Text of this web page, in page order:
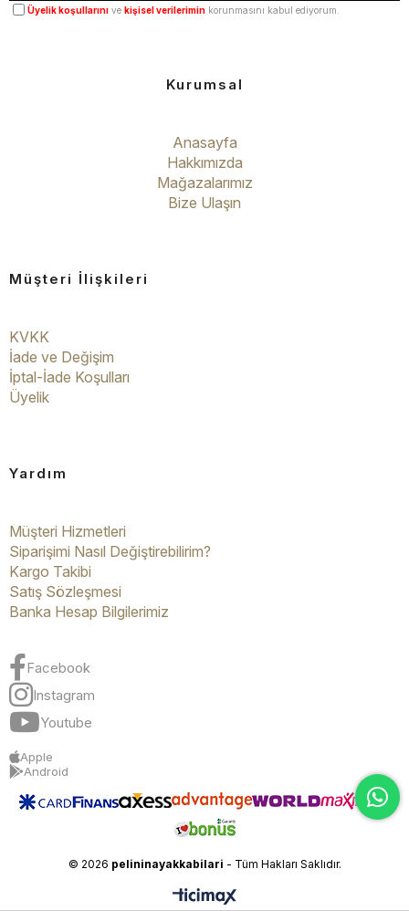
Üyelik koşullarını ve kişisel verilerimin korunmasını kabul ediyorum.
Kurumsal
Anasayfa
Hakkımızda
Mağazalarımız
Bize Ulaşın
Müşteri İlişkileri
KVKK
İade ve Değişim
İptal-İade Koşulları
Üyelik
Yardım
Müşteri Hizmetleri
Siparişimi Nasıl Değiştirebilirim?
Kargo Takibi
Satış Sözleşmesi
Banka Hesap Bilgilerimiz
Facebook
Instagram
Youtube
Apple
Android
© 2026 pelininayakkabilari - Tüm Hakları Saklıdır.